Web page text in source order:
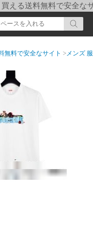
える送料無料で安全な
無料で安全なサイト >メンズ 服